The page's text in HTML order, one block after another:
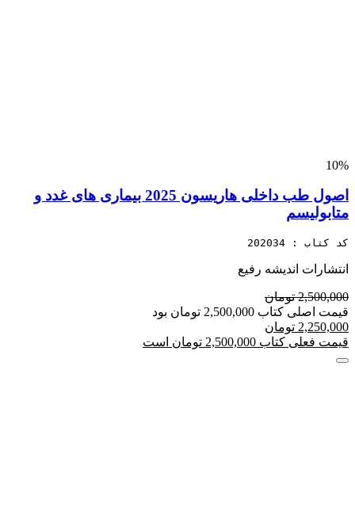
10%
اصول طب داخلی هاریسون 2025 بیماری های غدد و
متابولیسم
کد کتاب : 202034
انتشارات اندیشه رفیع
2,500,000 تومان
قیمت اصلی کتاب 2,500,000 تومان بود
2,250,000 تومان
قیمت فعلی کتاب 2,500,000 تومان است